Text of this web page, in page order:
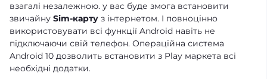
взагалі незалежною. у вас буде змога встановити
звичайну Sim-карту з інтернетом. І повноцінно
використовувати всі функції Android навіть не
підключаючи свій телефон. Операційна система
Android 10 дозволить встановити з Play маркета всі
необхідні додатки.